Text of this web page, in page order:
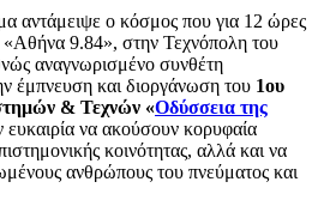
αντάμειψε ο κόσμος που για 12 ώρες
9.84», στην Τεχνόπολη του
αναγνωρισμένο συνθέτη
έμπνευση και διοργάνωση του 1ου
& Τεχνών «Οδύσσεια της
ευκαιρία να ακούσουν κορυφαία
κοινότητας, αλλά και να
ανθρώπους του πνεύματος και